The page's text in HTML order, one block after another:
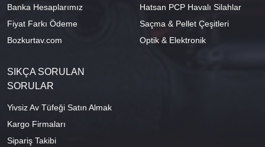
Banka Hesaplarımız
Fiyat Farkı Ödeme
Bozkurtav.com
Hatsan PCP Havalı Silahlar
Saçma & Pellet Çeşitleri
Optik & Elektronik
SIKÇA SORULAN
SORULAR
Yivsiz Av Tüfeği Satın Almak
Kargo Firmaları
Sipariş Takibi